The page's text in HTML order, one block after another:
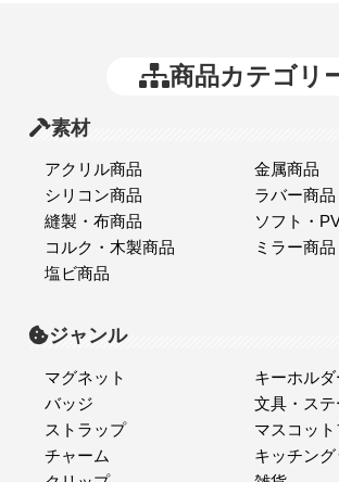
商品カテゴリ
素材
アクリル商品
金属商品
シリコン商品
ラバー商品
縫製・布商品
ソフト・
コルク・木製商品
ミラー商品
塩ビ商品
ジャンル
マグネット
キーホルダ
バッジ
文具・ス
ストラップ
マスコッ
チャーム
キッチン